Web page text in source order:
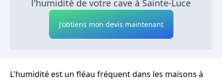
l'humidité de votre cave à Sainte-Luce
J'obtiens mon devis maintenant
L'humidité est un fléau fréquent dans les maisons à